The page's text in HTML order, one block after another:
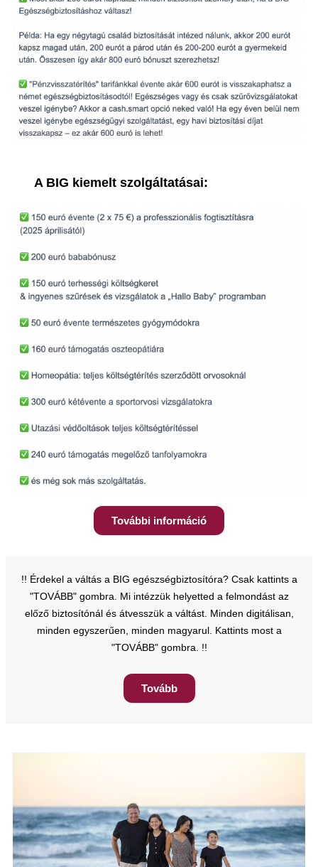
A BIG kiemelt szolgáltatásai:
További információ
!! Érdekel a váltás a BIG egészségbiztosítóra? Csak kattints a
"TOVÁBB" gombra. Mi intézzük helyetted a felmondást az
előző biztosítónál és átvesszük a váltást. Minden digitálisan,
minden egyszerűen, minden magyarul. Kattints most a
"TOVÁBB" gombra. !!
Tovább